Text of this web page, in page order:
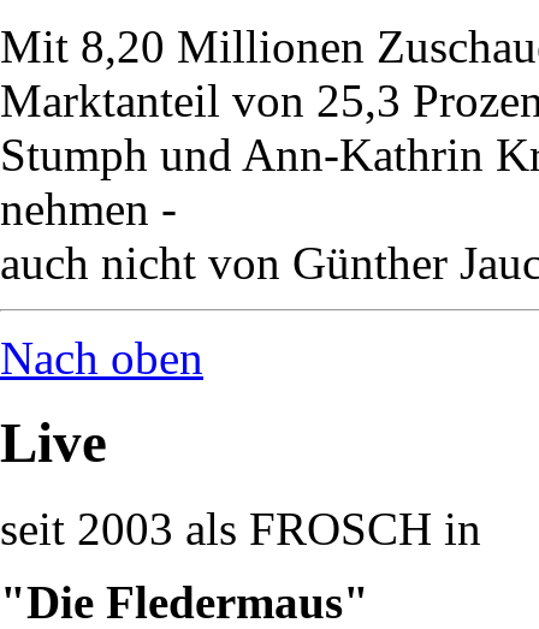
Mit 8,20 Millionen
Marktanteil von 25,3
Stumph und Ann-Kathrin
nehmen -
auch nicht von Günther
Nach oben
Live
seit 2003 als FROSCH in
"Die Fledermaus"